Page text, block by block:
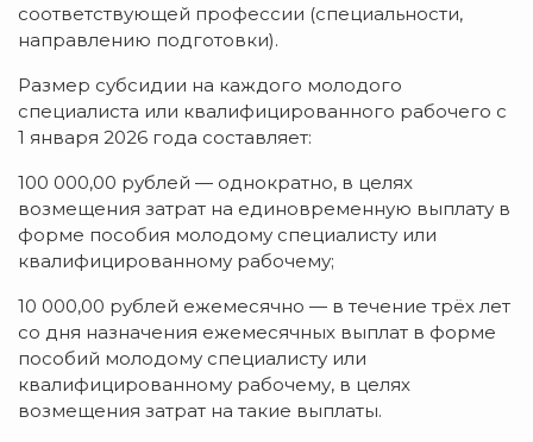
соответствующей профессии (специальности,
направлению подготовки).
Размер субсидии на каждого молодого
специалиста или квалифицированного рабочего с
1 января 2026 года составляет:
100 000,00 рублей — однократно, в целях
возмещения затрат на единовременную выплату в
форме пособия молодому специалисту или
квалифицированному рабочему;
10 000,00 рублей ежемесячно — в течение трёх лет
со дня назначения ежемесячных выплат в форме
пособий молодому специалисту или
квалифицированному рабочему, в целях
возмещения затрат на такие выплаты.